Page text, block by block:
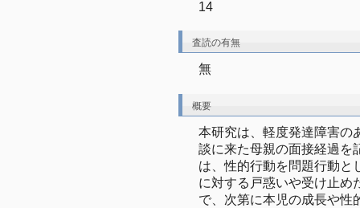
14
査読の有無
無
概要
本研究は、軽度発達障害の
談に来た母親の面接経過を
は、性的行動を問題行動と
に対する戸惑いや受け止め
で、次第に本児の成長や性